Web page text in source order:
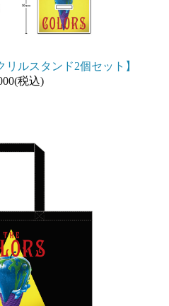
ルスタンド2個セット】
税込)